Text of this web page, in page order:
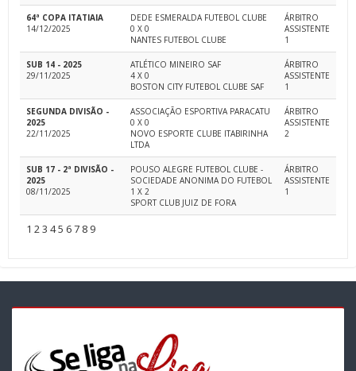
64ª COPA ITATIAIA
14/12/2025
DEDE ESMERALDA FUTEBOL CLUBE
0 X 0
NANTES FUTEBOL CLUBE
ÁRBITRO
ASSISTENTE
1
SUB 14 - 2025
29/11/2025
ATLÉTICO MINEIRO SAF
4 X 0
BOSTON CITY FUTEBOL CLUBE SAF
ÁRBITRO
ASSISTENTE
1
SEGUNDA DIVISÃO -
2025
22/11/2025
ASSOCIAÇÃO ESPORTIVA PARACATU
0 X 0
NOVO ESPORTE CLUBE ITABIRINHA
LTDA
ÁRBITRO
ASSISTENTE
2
SUB 17 - 2ª DIVISÃO -
2025
08/11/2025
POUSO ALEGRE FUTEBOL CLUBE -
SOCIEDADE ANONIMA DO FUTEBOL
1 X 2
SPORT CLUB JUIZ DE FORA
ÁRBITRO
ASSISTENTE
1
1 23 45 67 8 9